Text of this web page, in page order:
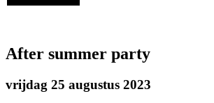
After summer party
vrijdag 25 augustus 2023